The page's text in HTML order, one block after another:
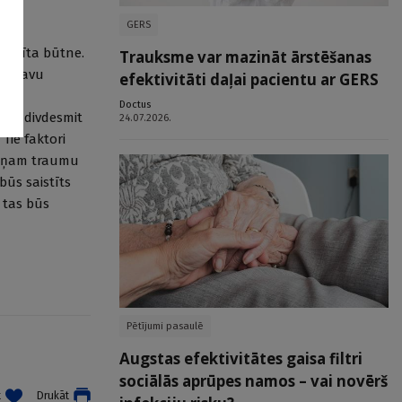
būtne.
savu
divdesmit
faktori
traumu
saistīts
būs
Drukāt
GERS
Trauksme var mazināt ārstēšanas
efektivitāti daļai pacientu ar GERS
Doctus
24.07.2026.
Pētījumi pasaulē
Augstas efektivitātes gaisa filtri
sociālās aprūpes namos – vai novērš